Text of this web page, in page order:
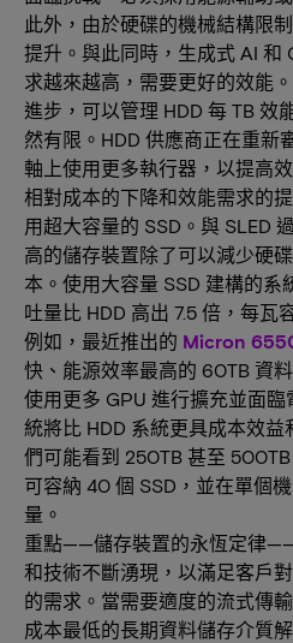
此外，由於硬碟的機械結構限
提升。與此同時，生成式 AI 和
求越來越高，需要更好的效能
進步，可以管理 HDD 每 TB 效
然有限。HDD 供應商正在重新
軸上使用更多執行器，以提高效
相對成本的下降和效能需求的
用超大容量的 SSD。與 SLED
高的儲存裝置除了可以減少硬
本。使用大容量 SSD 建構的
吐量比 HDD 高出 7.5 倍，每瓦
例如，最近推出的 Micron
快、能源效率最高的 60TB 資
使用更多 GPU 進行擴充並面
統將比 HDD 系統更具成本效
們可能看到 250TB 甚至
可容納 40 個 SSD，並在單個
量。
重點——儲存裝置的永恆定律
和技術不斷湧現，以滿足客戶
的需求。當需要適度的流式傳
成本最低的長期資料儲存介質